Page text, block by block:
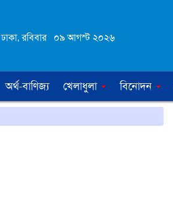
ঢাকা, রবিবার ০৯ আগস্ট ২০২৬
অর্থ-বাণিজ্য খেলাধুলা বিনোদন